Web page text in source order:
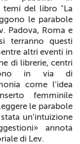
temi del libro "La
le parabole
Padova, Roma e
terranno questi
altri eventi in
di librerie, centri
in via di
come l’idea
femminile
le parabole
un’intuizione
annota
di Lev.